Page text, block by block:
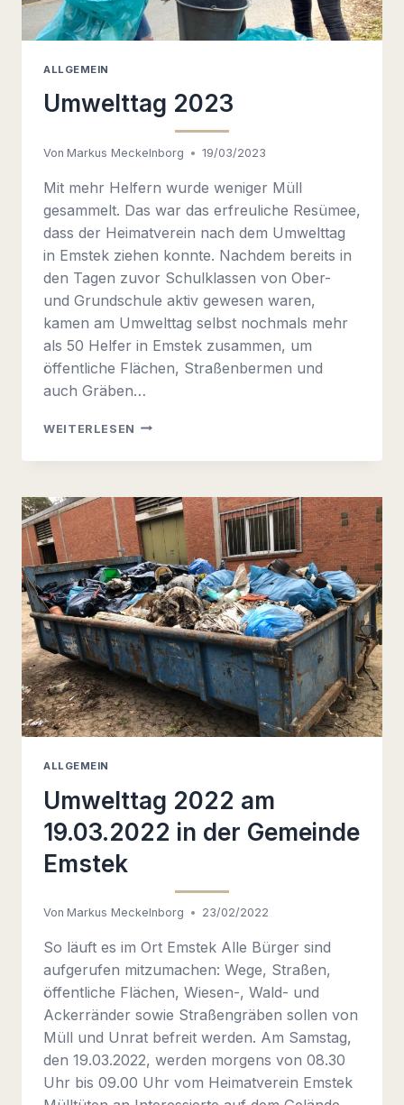
ALLGEMEIN
Umwelttag 2023
Von Markus Meckelnborg 19/03/2023
Mit mehr Helfern wurde weniger Müll
gesammelt. Das war das erfreuliche Resümee,
dass der Heimatverein nach dem Umwelttag
in Emstek ziehen konnte. Nachdem bereits in
den Tagen zuvor Schulklassen von Ober-
und Grundschule aktiv gewesen waren,
kamen am Umwelttag selbst nochmals mehr
als 50 Helfer in Emstek zusammen, um
öffentliche Flächen, Straßenbermen und
auch Gräben…
WEITERLESEN UMWELTTAG
ALLGEMEIN
Umwelttag 2022 am
19.03.2022 in der Gemeinde
Emstek
Von Markus Meckelnborg 23/02/2022
So läuft es im Ort Emstek Alle Bürger sind
aufgerufen mitzumachen: Wege, Straßen,
öffentliche Flächen, Wiesen-, Wald- und
Ackerränder sowie Straßengräben sollen von
Müll und Unrat befreit werden. Am Samstag,
den 19.03.2022, werden morgens von 08.30
Uhr bis 09.00 Uhr vom Heimatverein Emstek